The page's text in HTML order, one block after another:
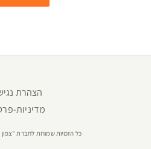
הצהרת
מדיניות-
כל הזכויות שמורות לחברת "צפון